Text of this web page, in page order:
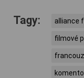
Tagy: alliance
filmové